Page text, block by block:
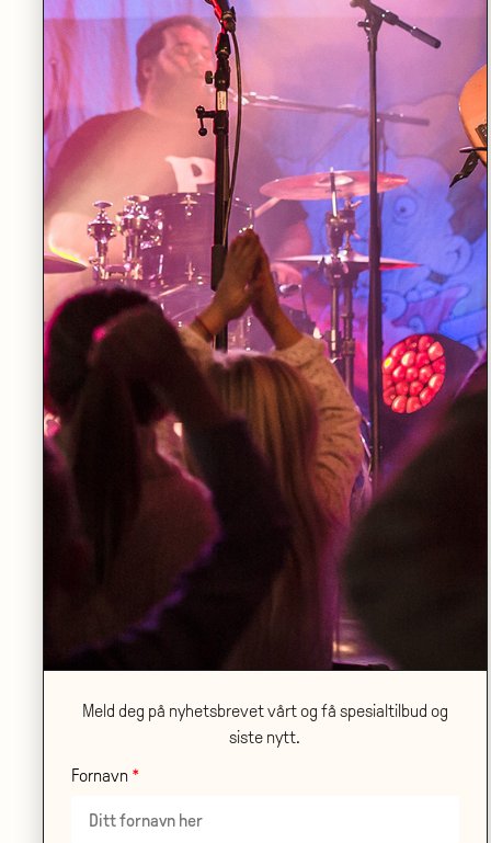
LØRDAG 19.09 STORSALEN
Nordiske klanger for blåsere
LES MER
STORSALEN
Stein Torleif Bjella med Band
LES MER
SANDEN SCENE
Ambjørnsen på scene og lerret – en
Alf van der Hagen
Meld deg på nyhetsbrevet vårt og få spesialtilbud og
siste nytt.
Fornavn